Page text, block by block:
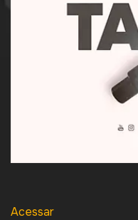
Acessar